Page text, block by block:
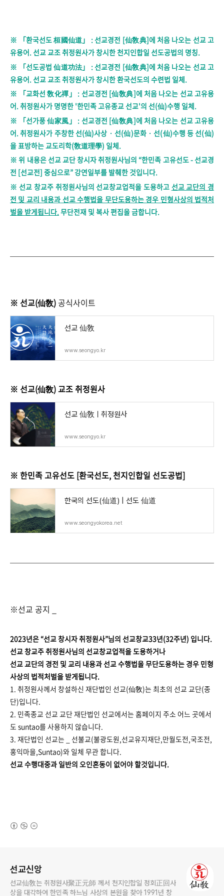
※ 「환국선도 桓國仙道」 : 선교경전 [仙敎典]에 처음 나오는 선교 고
유용어. 선교 교조 취정원사가 창시한 천지인합일 선도공법의 명칭.
※ 「선도공법 仙道功法」 :선교경전 [仙敎典]에 처음 나오는 선교 고
유용어. 선교 교조 취정원사가 창시한 환국선도의 수련법 일체.
※ 「교화선 敎化禪」 : 선교경전 [仙敎典]에 처음 나오는 선교 고유용
어. 취정원사가 명명한 '한민족 고유종교 선교'의 선(仙)수행 일체.
※ 「선가풍 仙家風」 : 선교경전 [仙敎典]에 처음 나오는 선교 고유용
어.취정원사가 주창한선(仙)사상 · 선(仙)문화 · 선(仙)수행 등 선(仙)
을 표방하는 교도리학(敎道理學) 일체.
※ 위 내용은 선교 교단 창시자 취정원사님의 “한민족 고유선도 - 선교경
전 [선교전] 중심으로” 강연일부를 발췌한 것입니다.
※ 선교 창교주 취정원사님의 선교창교업적을 도용하고 선교 교단의 경
전 및 교리 내용과 선교 수행법을 무단도용하는 경우 민형사상의 법적처
벌을 받게됩니다. 무단전재 및 복사 편집을 금합니다.
※ 선교(仙敎) 공식사이트
선교 仙敎
www.seongyo.kr
※ 선교(仙敎) 교조 취정원사
선교 仙敎ㅣ취정원사
www.seongyo.kr
※ 한민족 고유선도 [환국선도, 천지인합일 선도공법]
한국의 선도(仙道) | 선도 仙道
www.seongyokorea.net
※선교 공지 _
2023년은 “선교 창시자 취정원사”님의 선교창교33년(32주년) 입니다.
선교 창교주 취정원사님의 선교창교업적을 도용하거나
선교 교단의 경전 및 교리 내용과 선교 수행법을 무단도용하는 경우 민형
사상의 법적처벌을 받게됩니다.
1. 취정원사께서 창설하신 재단법인 선교(仙敎)는 최초의 선교 교단(종
단)입니다.
2. 민족종교 선교 교단 재단법인 선교에서는 홈페이지 주소 어느 곳에서
도 suntao를 사용하지 않습니다.
3. 재단법인 선교는 _ 선불교(불광도원,선교유지재단,만월도전,국조전,
홍익마을,Suntao)와 일체 무관 합니다.
선교 수행대중과 일반의 오인혼동이 없어야 할것입니다.
선교신앙
선교仙敎는 취정원사聚正元師 께서 천지인합일 정회正回사
상을 대각하여 한민족 하느님 사상의 본원을 찾아 1991년 창